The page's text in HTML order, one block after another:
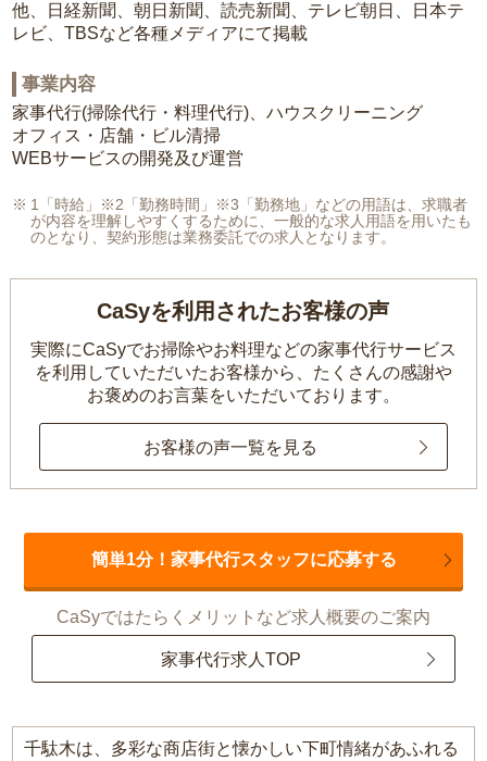
他、日経新聞、朝日新聞、読売新聞、テレビ朝日、日本テ
レビ、TBSなど各種メディアにて掲載
事業内容
家事代行(掃除代行・料理代行)、ハウスクリーニング
オフィス・店舗・ビル清掃
WEBサービスの開発及び運営
1「時給」※2「勤務時間」※3「勤務地」などの用語は、求職者
が内容を理解しやすくするために、一般的な求人用語を用いたも
のとなり、契約形態は業務委託での求人となります。
CaSyを利用されたお客様の声
実際にCaSyでお掃除やお料理などの家事代行サービス
を利用していただいたお客様から、 たくさんの感謝や
お褒めのお言葉をいただいております。
お客様の声一覧を見る
簡単1分！家事代行スタッフに応募する
CaSyではたらくメリットなど求人概要のご案内
家事代行求人TOP
千駄木は、多彩な商店街と懐かしい下町情緒があふれる